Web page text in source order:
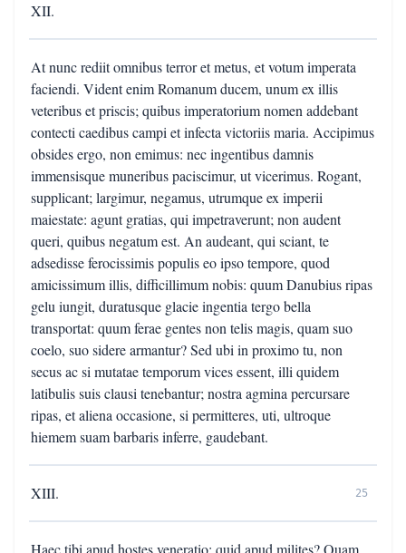
XII.
At nunc rediit omnibus terror et metus, et votum imperata
faciendi. Vident enim Romanum ducem, unum ex illis
veteribus et priscis; quibus imperatorium nomen addebant
contecti caedibus campi et infecta victoriis maria. Accipimus
obsides ergo, non emimus: nec ingentibus damnis
immensisque muneribus paciscimur, ut vicerimus. Rogant,
supplicant; largimur, negamus, utrumque ex imperii
maiestate: agunt gratias, qui impetraverunt; non audent
queri, quibus negatum est. An audeant, qui sciant, te
adsedisse ferocissimis populis eo ipso tempore, quod
amicissimum illis, difficillimum nobis: quum Danubius ripas
gelu iungit, duratusque glacie ingentia tergo bella
transportat: quum ferae gentes non telis magis, quam suo
coelo, suo sidere armantur? Sed ubi in proximo tu, non
secus ac si mutatae temporum vices essent, illi quidem
latibulis suis clausi tenebantur; nostra agmina percursare
ripas, et aliena occasione, si permitteres, uti, ultroque
hiemem suam barbaris inferre, gaudebant.
XIII. 25
Haec tibi apud hostes veneratio: quid apud milites? Quam